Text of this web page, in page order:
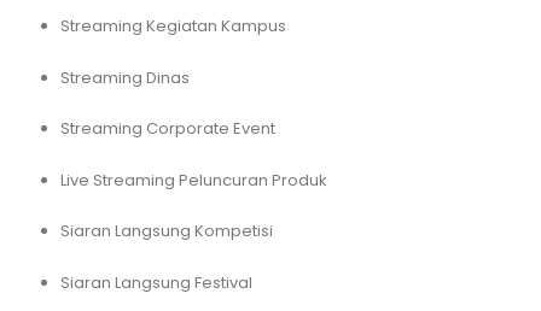
Streaming Kegiatan Kampus
Streaming Dinas
Streaming Corporate Event
Live Streaming Peluncuran Produk
Siaran Langsung Kompetisi
Siaran Langsung Festival